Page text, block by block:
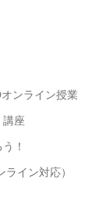
ンライン授業
座
！
イン対応）